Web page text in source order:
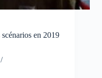
en 2019